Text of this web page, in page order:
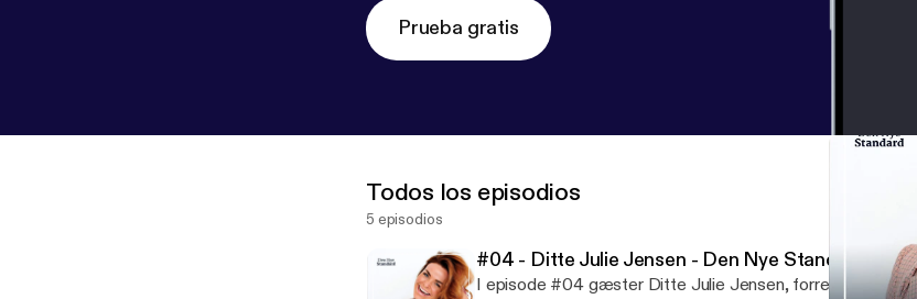
Prueba gratis
Todos los episodios
5 episodios
#04 - Ditte Julie Jensen - Den Nye Standard
I episode #04 gæster Ditte Julie Jensen,